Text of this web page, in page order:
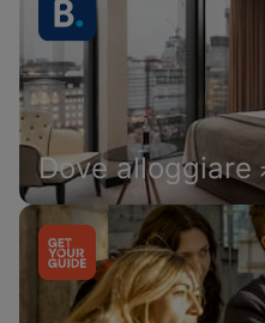
Dove alloggiare